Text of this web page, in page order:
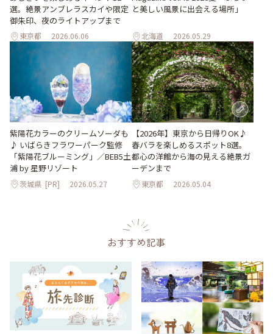
選。絶景アンブレラスカイや限定
御朱印、夜のライトアップまで
東京都 2026.06.06
と美しい風景に出会える場所」
北海道 2026.05.29
紫陽花カラーのクリームソーダも
♪ いばらきフラワーパーク監修
「紫陽花ブルーミング」／BEB5土
浦 by 星野リゾート
茨城県 [PR] 2026.05.27
【2026年】東京から日帰りOK♪
春バラを楽しめるスポット8選。
都心の洋館から海の見える絶景ガ
ーデンまで
東京都 2026.05.04
おすすめ記事